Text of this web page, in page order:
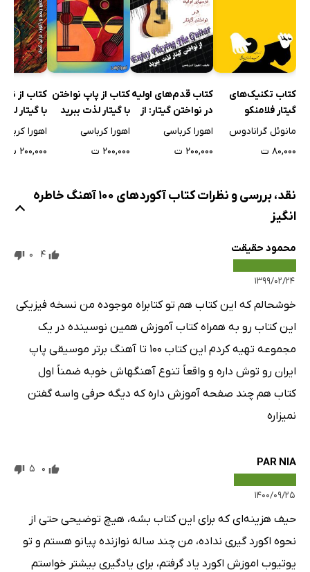
کتاب تکنیک‌های
گیتار فلامنکو
مانوئل گرانادوس
۸۰,۰۰۰ ت
کتاب قدم‌های اولیه
در نواختن گیتار: از
نواختن گیتار لذت
اهورا کرباسی
۲۰۰,۰۰۰ ت
کتاب از پاپ نواختن
با گیتار لذت ببرید
اهورا کرباسی
۲۰۰,۰۰۰ ت
کتاب از
با گیتار
آموزش
اهورا
۲۰۰,۰۰۰ ت
نقد، بررسی و نظرات کتاب آکوردهای 100 آهنگ خاطره
انگیز
محمود حقیقت
۱۳۹۹/۰۲/۲۴
4
0
خوشحالم که این کتاب هم تو کتابراه موجوده من نسخه فیزیکی
این کتاب رو به همراه کتاب آموزش همین نوسینده در یک
مجموعه تهیه کردم این کتاب ۱۰۰ تا آهنگ برتر موسیقی پاپ
ایران رو توش داره و واقعاً تنوع آهنگهاش خوبه ضمناً اول
کتاب هم چند صفحه آموزش داره که دیگه حرفی واسه گفتن
نمیزاره
PAR NIA
۱۴۰۰/۰۹/۲۵
0
5
حیف هزینه‌ای که برای این کتاب بشه، هیچ توضیحی حتی از
نحوه اکورد گیری نداده، من چند ساله نوازنده پیانو هستم و تو
یوتیوب اموزش اکورد یاد گرفتم، برای یادگیری بیشتر خواستم